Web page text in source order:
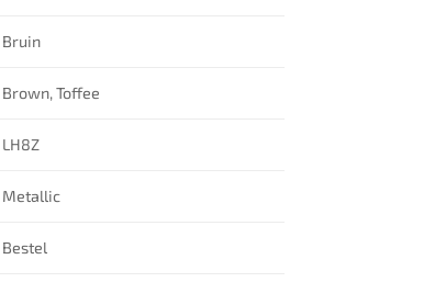
Bruin
Brown, Toffee
LH8Z
Metallic
Bestel